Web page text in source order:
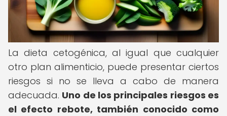
La dieta cetogénica, al igual que cualquier
otro plan alimenticio, puede presentar ciertos
riesgos si no se lleva a cabo de manera
adecuada. Uno de los principales riesgos es
el efecto rebote, también conocido como